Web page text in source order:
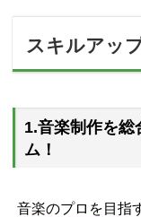
スキルアッ
1.音楽制作を総
ム！
音楽のプロを目指